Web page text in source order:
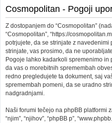
Cosmopolitan - Pogoji
Z dostopanjem do “Cosmopolitan”
“Cosmopolitan”, “https://
potrjujete, da se strinjate z
strinjate, vas prosimo, da ne
Pogoje lahko kadarkoli spremenimo
da vas o morebitnih spremembah
redno pregledujete ta dokument, saj
spremembah pomeni, da se uradno
nadgradnjami.
Naši forumi tečejo na phpBB platformi
“njim”, “njihov”, “phpBB p”,